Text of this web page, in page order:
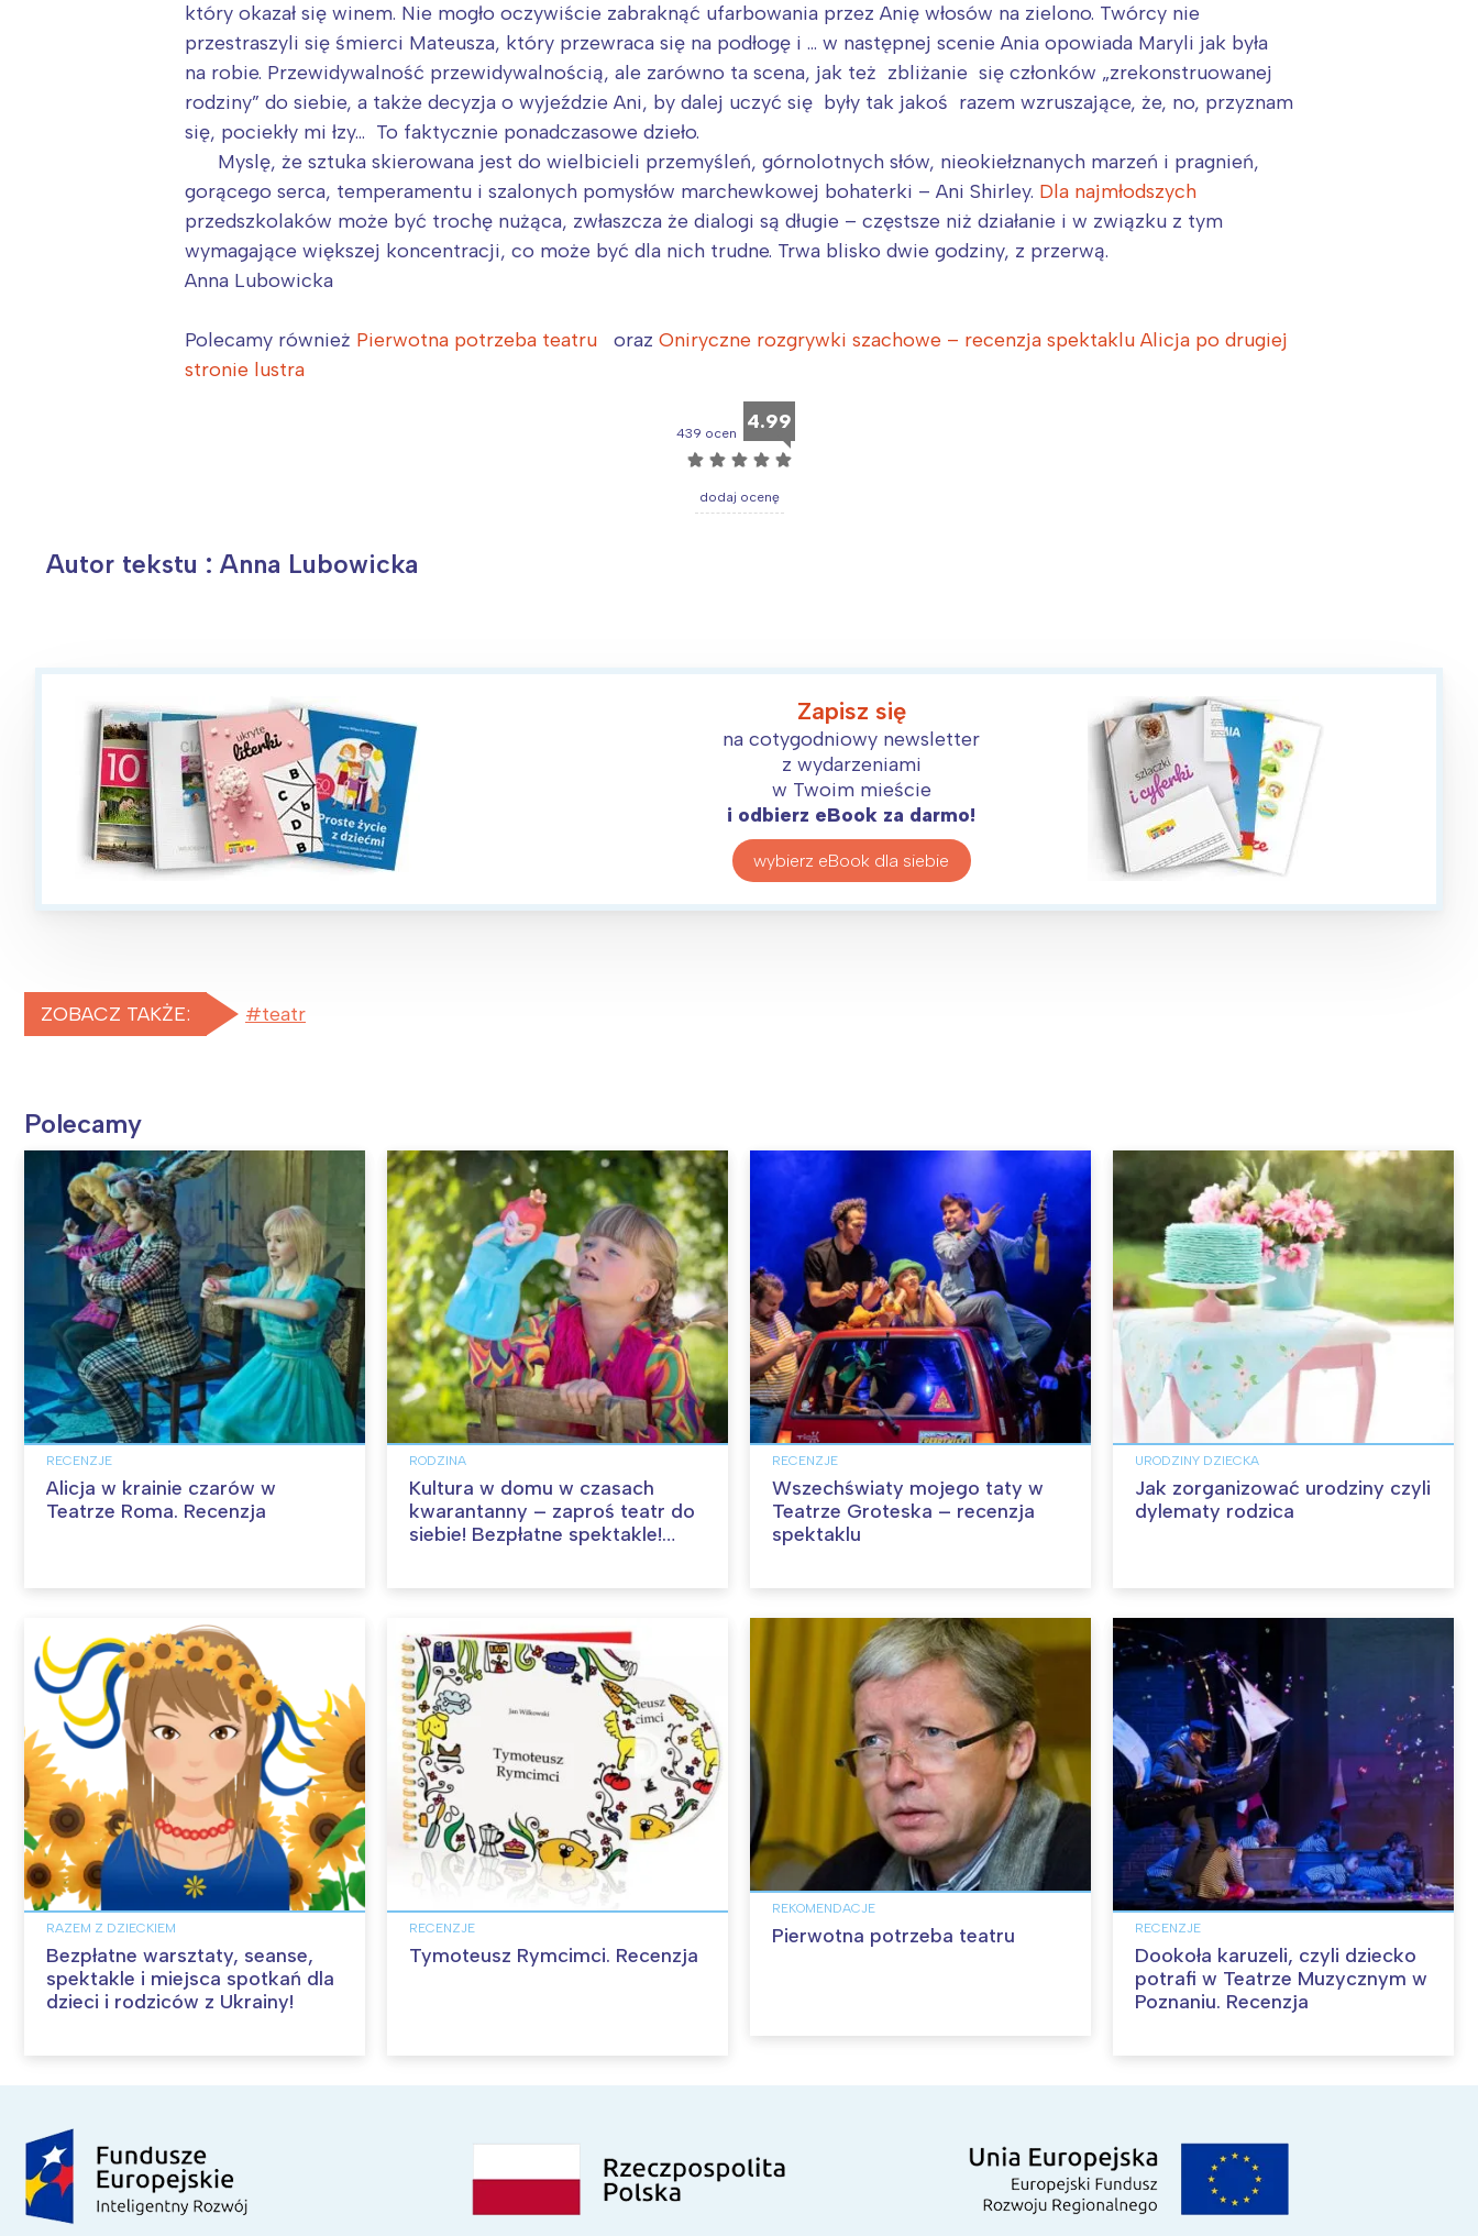
który okazał się winem. Nie mogło oczywiście zabraknąć ufarbowania przez Anię włosów na zielono. Twórcy nie
przestraszyli się śmierci Mateusza, który przewraca się na podłogę i … w następnej scenie Ania opowiada Maryli jak była
na robie. Przewidywalność przewidywalnością, ale zarówno ta scena, jak też zbliżanie się członków „zrekonstruowanej
rodziny” do siebie, a także decyzja o wyjeździe Ani, by dalej uczyć się były tak jakoś razem wzruszające, że, no, przyznam
się, pociekły mi łzy… To faktycznie ponadczasowe dzieło.
Myslę, że sztuka skierowana jest do wielbicieli przemyśleń, górnolotnych słów, nieokiełznanych marzeń i pragnień,
gorącego serca, temperamentu i szalonych pomysłów marchewkowej bohaterki – Ani Shirley. Dla najmłodszych
przedszkolaków może być trochę nużąca, zwłaszcza że dialogi są długie – częstsze niż działanie i w związku z tym
wymagające większej koncentracji, co może być dla nich trudne. Trwa blisko dwie godziny, z przerwą.
Anna Lubowicka
Polecamy również Pierwotna potrzeba teatru oraz Oniryczne rozgrywki szachowe – recenzja spektaklu Alicja po drugiej
stronie lustra
439 ocen 4.99
☆ ☆ ☆ ☆ ☆
dodaj ocenę
Autor tekstu : Anna Lubowicka
Zapisz się
na cotygodniowy newsletter
z wydarzeniami
w Twoim mieście
i odbierz eBook za darmo!
wybierz eBook dla siebie
ZOBACZ TAKŻE: teatr
Polecamy
RECENZJE
Alicja w krainie czarów w
Teatrze Roma. Recenzja
RODZINA
Kultura w domu w czasach
kwarantanny – zaproś teatr do
siebie! Bezpłatne spektakle!
RECENZJE
Wszechświaty mojego taty w
Teatrze Groteska – recenzja
spektaklu
URODZINY DZIECKA
Jak zorganizować urodziny czyli
dylematy rodzica
RAZEM Z DZIECKIEM
Bezpłatne warsztaty, seanse,
spektakle i miejsca spotkań dla
dzieci i rodziców z Ukrainy!
RECENZJE
Tymoteusz Rymcimci. Recenzja
REKOMENDACJE
Pierwotna potrzeba teatru RECENZJE
Dookoła karuzeli, czyli dziecko
potrafi w Teatrze Muzycznym w
Poznaniu. Recenzja
Interesują mnie wydarzenia z tego regionu:
Łódź
Kraków
Północ
Wszystkie
Wybieram